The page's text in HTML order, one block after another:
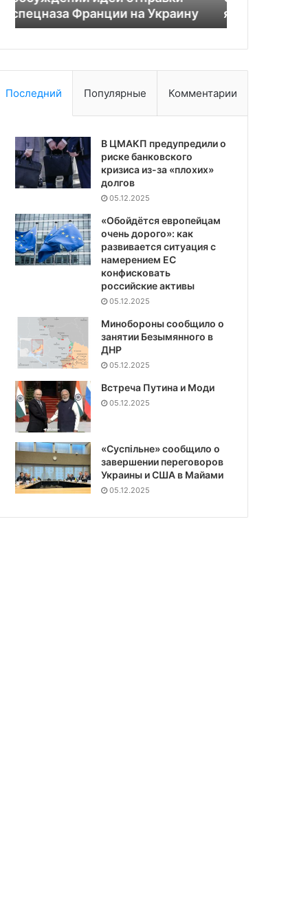
ядерной войны»
за
Трампа
Последний Популярные Комментарии
В ЦМАКП предупредили о
риске банковского
кризиса из-за «плохих»
долгов
05.12.2025
«Обойдётся европейцам
очень дорого»: как
развивается ситуация с
намерением ЕС
конфисковать
российские активы
05.12.2025
Минобороны сообщило о
занятии Безымянного в
ДНР
05.12.2025
Встреча Путина и Моди
05.12.2025
«Суспiльне» сообщило о
завершении переговоров
Украины и США в Майами
05.12.2025